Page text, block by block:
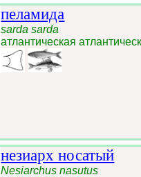
пеламида
sarda sarda
атлантическая
незиарх носатый
Nesiarchus nasutus